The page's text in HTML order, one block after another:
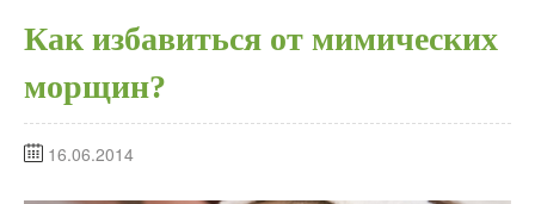
Новости
Как избавиться от мимических
морщин?
16.06.2014